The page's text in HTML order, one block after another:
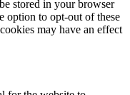
stored in your browser
option to opt-out of these
may have an effect